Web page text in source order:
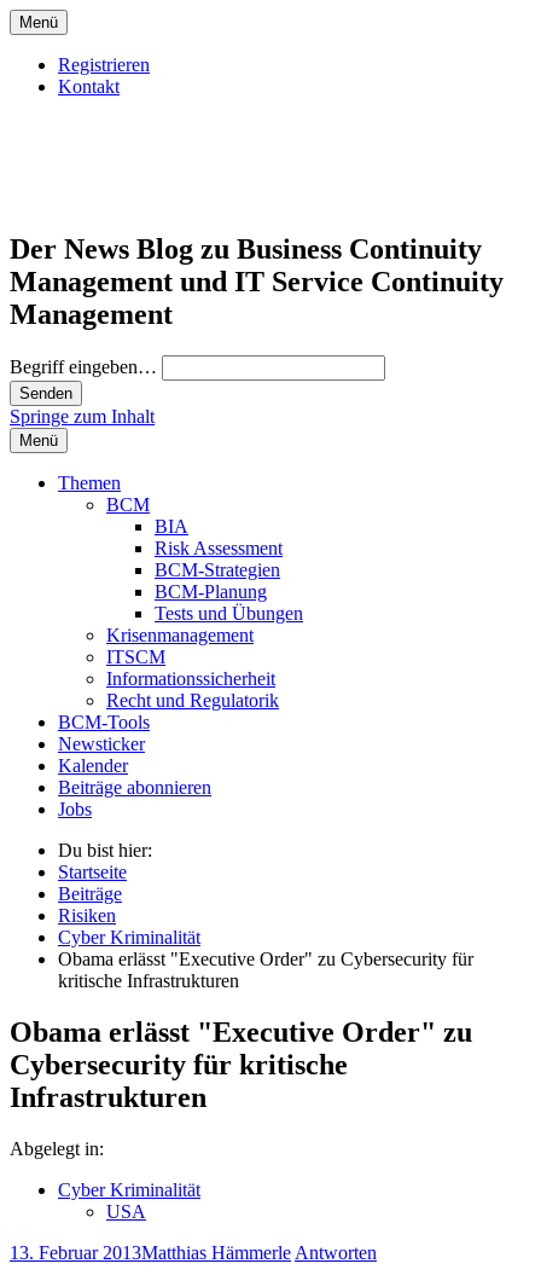
Menü
Registrieren
Kontakt
Der News Blog zu Business Continuity
Management und IT Service Continuity
Management
Begriff eingeben…
Springe zum Inhalt
Menü
Themen
BCM
BIA
Risk Assessment
BCM-Strategien
BCM-Planung
Tests und Übungen
Krisenmanagement
ITSCM
Informationssicherheit
Recht und Regulatorik
BCM-Tools
Newsticker
Kalender
Beiträge abonnieren
Jobs
Du bist hier:
Startseite
Beiträge
Risiken
Cyber Kriminalität
Obama erlässt "Executive Order" zu Cybersecurity für
kritische Infrastrukturen
Obama erlässt "Executive Order" zu
Cybersecurity für kritische
Infrastrukturen
Abgelegt in:
Cyber Kriminalität
USA
13. Februar 2013Matthias Hämmerle Antworten